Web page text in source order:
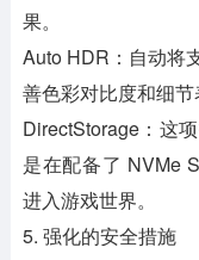
果。
Auto HDR：自动将
善色彩对比度和细节
DirectStorage：这
是在配备了 NVMe
进入游戏世界。
5. 强化的安全措施